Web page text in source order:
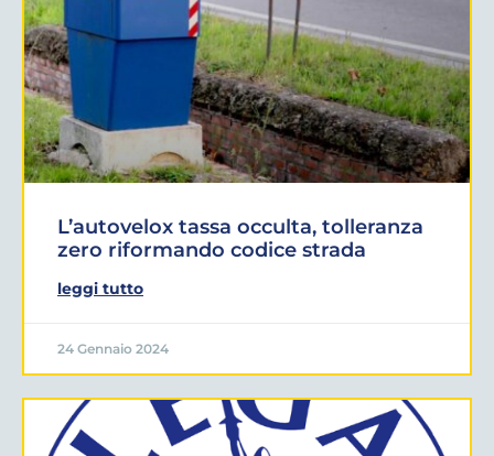
L’autovelox tassa occulta, tolleranza
zero riformando codice strada
leggi tutto
24 Gennaio 2024